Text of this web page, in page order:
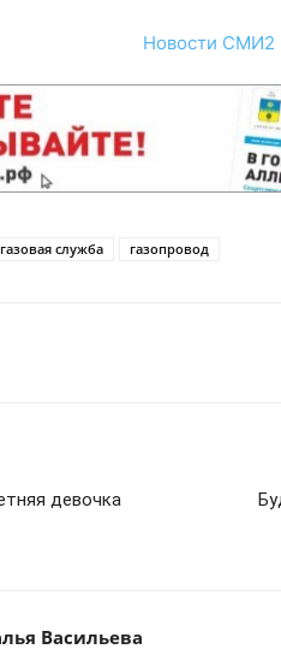
Новости СМИ2
газовая служба газопровод
девочка
Васильева